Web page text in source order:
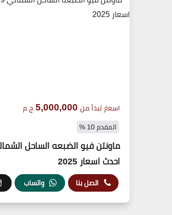
اسعار تبدأ من 5,000,000 ج.م
المقدم 10 %
احدث اسعار 2025
اتصل بنا واتساب